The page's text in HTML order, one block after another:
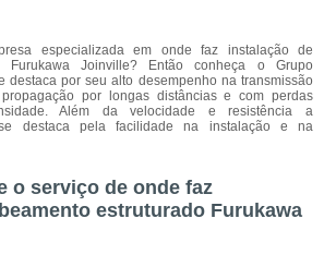
especializada em onde faz instalação de
Furukawa Joinville? Então conheça o Grupo
destaca por seu alto desempenho na transmissão
por longas distâncias e com perdas
Além da velocidade e resistência a
se destaca pela facilidade na instalação e na
o serviço de onde faz
estruturado Furukawa